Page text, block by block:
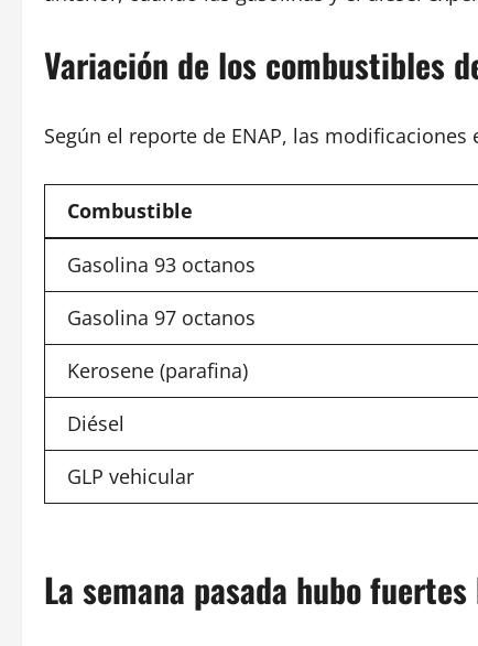
Variación de los combustibles
Según el reporte de ENAP, las
Combustible
Gasolina 93 octanos
Gasolina 97 octanos
Kerosene (parafina)
Diésel
GLP vehicular
La semana pasada hubo